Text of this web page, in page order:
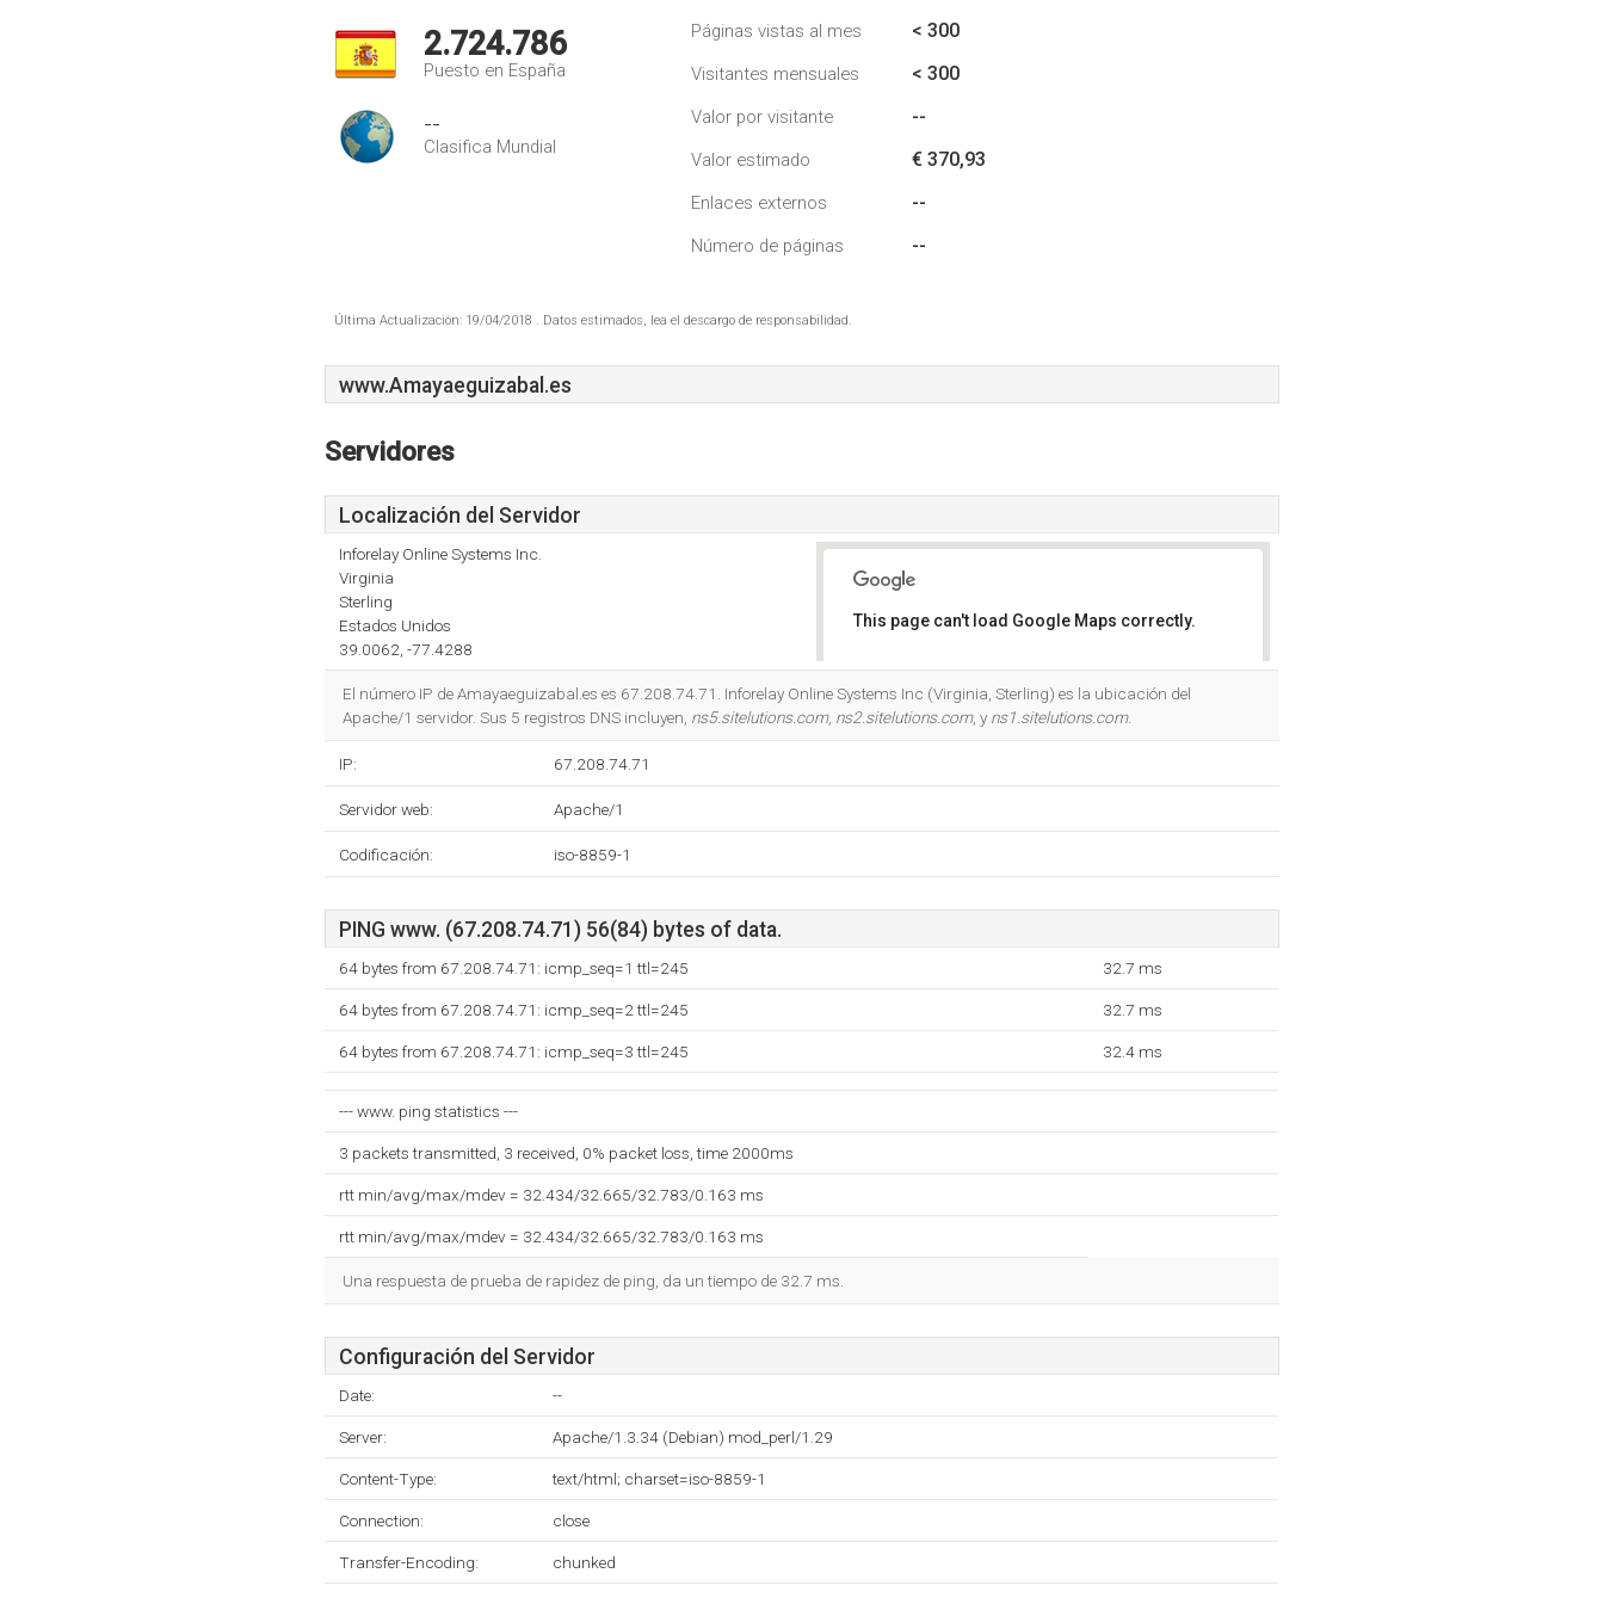
2.724.786
Puesto en España
--
Clasifica Mundial
Páginas vistas al mes < 300
Visitantes mensuales < 300
Valor por visitante --
Valor estimado € 370,93
Enlaces externos --
Número de páginas --
Última Actualización: 19/04/2018 . Datos estimados, lea el descargo de responsabilidad.
www.Amayaeguizabal.es
Servidores
Localización del Servidor
Inforelay Online Systems Inc.
Virginia
Sterling
Estados Unidos
39.0062, -77.4288
This page can't load Google Maps correctly.
El número IP de Amayaeguizabal.es es 67.208.74.71. Inforelay Online Systems Inc (Virginia, Sterling) es la ubicación del
Apache/1 servidor. Sus 5 registros DNS incluyen, ns5.sitelutions.com, ns2.sitelutions.com, y ns1.sitelutions.com.
IP: 67.208.74.71
Servidor web: Apache/1
Codificación: iso-8859-1
PING www. (67.208.74.71) 56(84) bytes of data.
64 bytes from 67.208.74.71: icmp_seq=1 ttl=245 32.7 ms
64 bytes from 67.208.74.71: icmp_seq=2 ttl=245 32.7 ms
64 bytes from 67.208.74.71: icmp_seq=3 ttl=245 32.4 ms
--- www. ping statistics ---
3 packets transmitted, 3 received, 0% packet loss, time 2000ms
rtt min/avg/max/mdev = 32.434/32.665/32.783/0.163 ms
rtt min/avg/max/mdev = 32.434/32.665/32.783/0.163 ms
Una respuesta de prueba de rapidez de ping, da un tiempo de 32.7 ms.
Configuración del Servidor
Date: --
Server: Apache/1.3.34 (Debian) mod_perl/1.29
Content-Type: text/html; charset=iso-8859-1
Connection: close
Transfer-Encoding: chunked